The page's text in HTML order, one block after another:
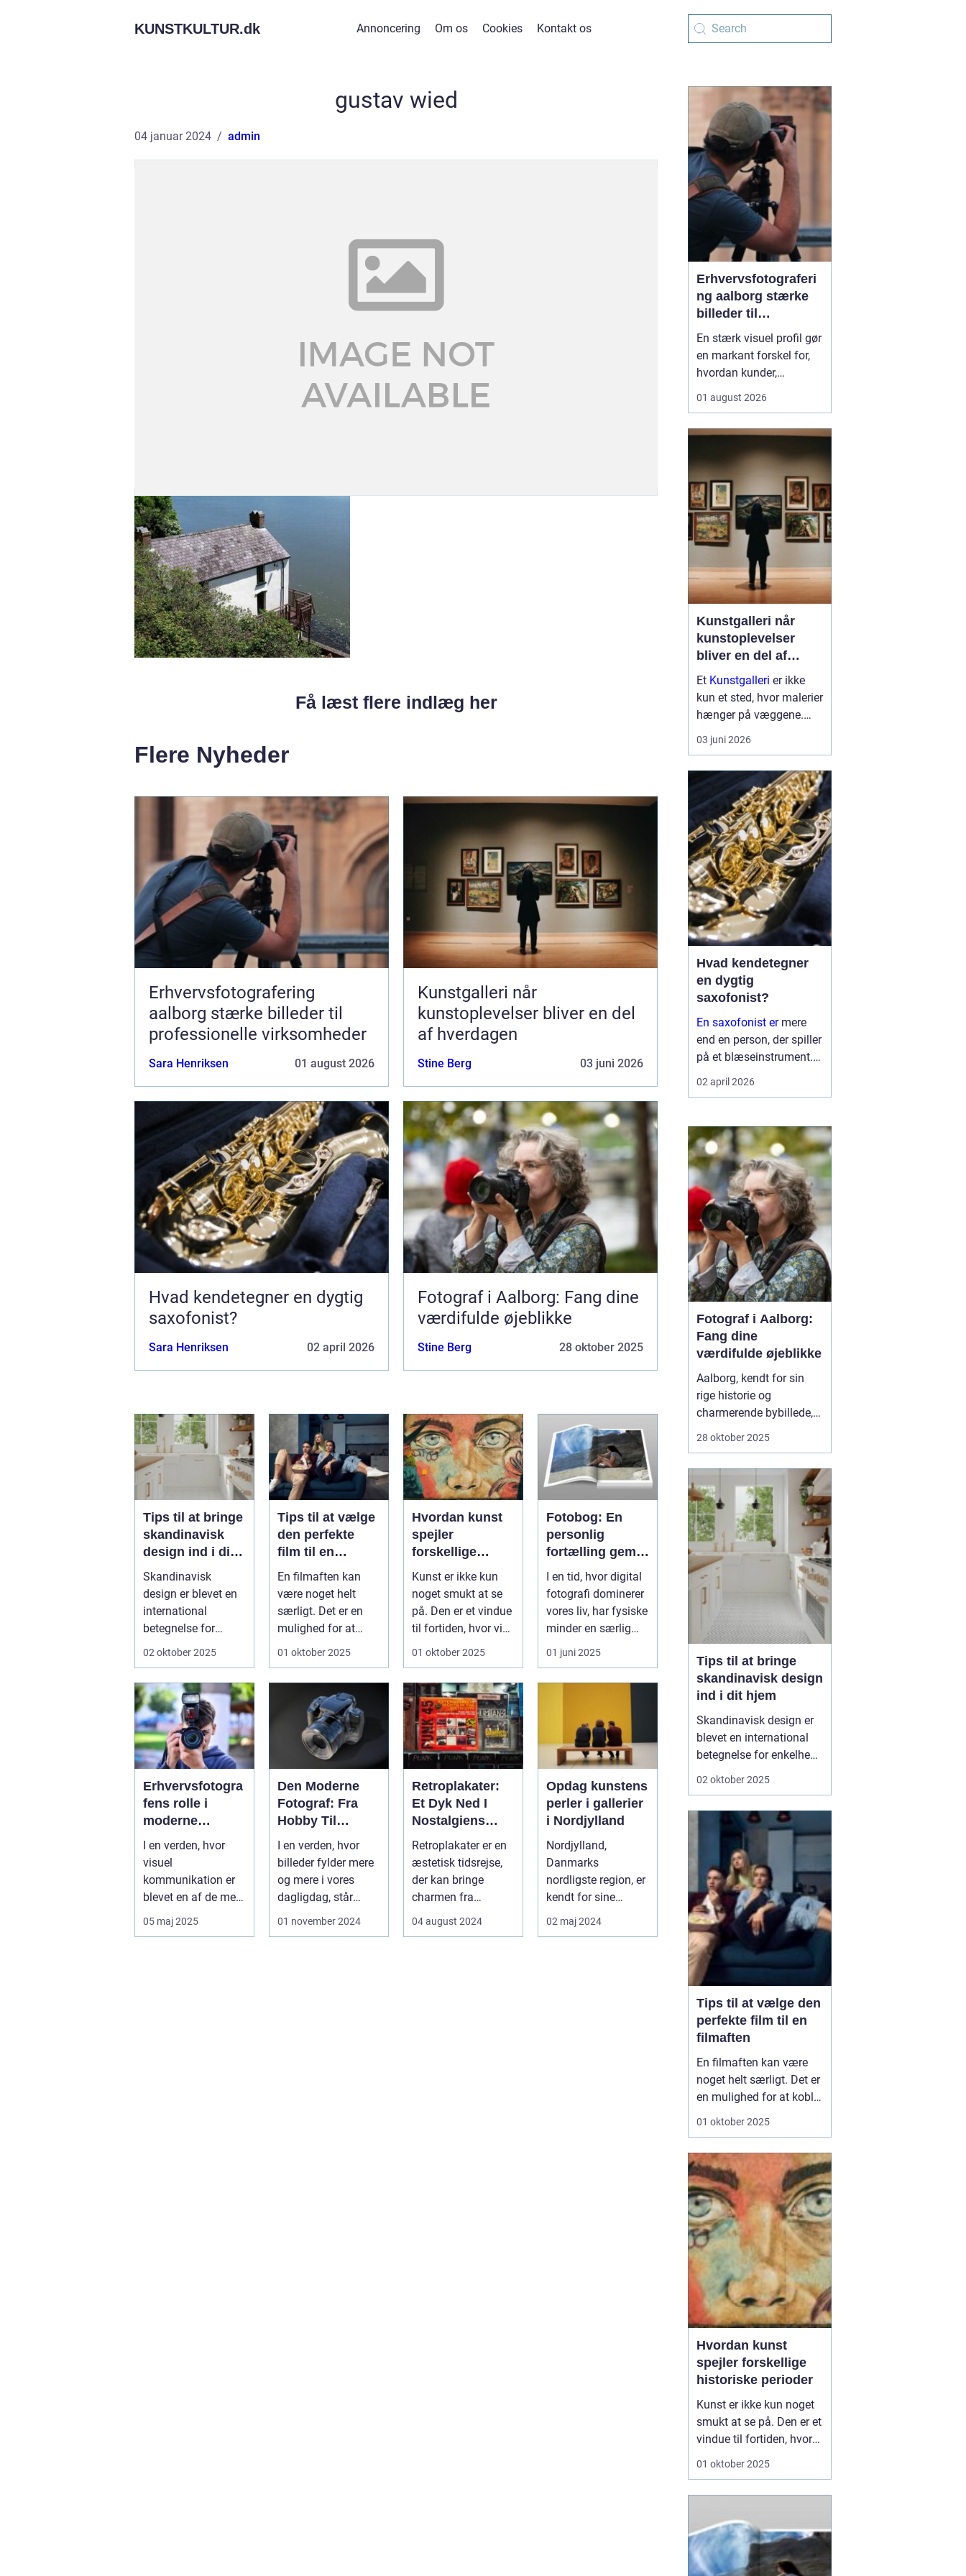
KUNSTKULTUR.dk Annoncering Om os Cookies Kontakt os
gustav wied
04 januar 2024 admin
Få læst flere indlæg her
Flere Nyheder
Erhvervsfotografering
aalborg stærke billeder til
professionelle virksomheder
Sara Henriksen 01 august 2026
Kunstgalleri når
kunstoplevelser bliver en del
af hverdagen
Stine Berg 03 juni 2026
Hvad kendetegner en dygtig
saxofonist?
Sara Henriksen 02 april 2026
Fotograf i Aalborg: Fang dine
værdifulde øjeblikke
Stine Berg 28 oktober 2025
Tips til at bringe
skandinavisk
design ind i dit
hjem
Skandinavisk
design er blevet en
international
betegnelse for
enkelhed,
tidl&oslas...
02 oktober 2025
Tips til at vælge
den perfekte
film til en
filmaften
En filmaften kan
være noget helt
særligt. Det er en
mulighed for at
koble af, hygge med
01 oktober 2025
Hvordan kunst
spejler
forskellige
historiske
Kunst er ikke kun
noget smukt at se
på. Den er et vindue
til fortiden, hvor vi
kan få in...
01 oktober 2025
Fotobog: En
personlig
fortælling gemt i
billeder
I en tid, hvor digital
fotografi dominerer
vores liv, har fysiske
minder en særlig
betydning. ...
01 juni 2025
Erhvervsfotogra
fens rolle i
moderne
virksomheder
I en verden, hvor
visuel
kommunikation er
blevet en af de mest
kraftfulde måder at
engagere og...
05 maj 2025
Den Moderne
Fotograf: Fra
Hobby Til
Professionel
I en verden, hvor
billeder fylder mere
og mere i vores
dagligdag, står
fotografiet som et
01 november 2024
Retroplakater:
Et Dyk Ned I
Nostalgiens
Verden
Retroplakater er en
æstetisk tidsrejse,
der kan bringe
charmen fra
04 august 2024
Opdag kunstens
perler i gallerier
i Nordjylland
Nordjylland,
Danmarks
nordligste region, er
kendt for sine
betagende
landskaber og rige
02 maj 2024
Erhvervsfotograferi
ng aalborg stærke
billeder til
professionelle
virksomheder
En stærk visuel profil gør
en markant forskel for,
hvordan kunder,
medarbejdere oplever en
erhvervsbilleder skaber
troværdighed,
genkendelse og
sammenhæng på tværs
af hjemmeside, sociale
medier, tryksa...
01 august 2026
Kunstgalleri når
kunstoplevelser
bliver en del af
hverdagen
Et Kunstgalleri er ikke
kun et sted, hvor malerier
hænger på væggene.
Det er et rum, hvor lys,
arkitektur, mennesker og
og skaber nye
perspektiver på verden.
Mange forbinder
gallerier med fer...
03 juni 2026
Hvad kendetegner
en dygtig
saxofonist?
En saxofonist ermere
end en person, der spiller
på et blæseinstrument.
Saxofonen kræver både
teknik, musikalitet og
klangen ligger et sted
mellem den varme lyd
fra klarinetten og den
direkt...
02 april 2026
Fotograf i Aalborg:
Fang dine
værdifulde øjeblikke
Aalborg, kendt for sin
rige historie og
charmerende bybillede,
er også hjemsted for en
Fotograf
Aalborg
, vil man opdage
et væld af mulig...
28 oktober 2025
Tips til at bringe
skandinavisk design
ind i dit hjem
Skandinavisk design er
blevet en international
betegnelse for enkelhed,
funktionalitet og tidløs
minimalistisk og varm,
hvor det praktiske møder
det smukke. Mange
forbinder s...
02 oktober 2025
Tips til at vælge den
perfekte film til en
filmaften
En filmaften kan være
noget helt særligt. Det er
en mulighed for at koble
af, hygge med venner,
god historie på
skærmen. Men én ting
kan hurtigt ødelæ...
01 oktober 2025
Hvordan kunst
spejler forskellige
historiske perioder
Kunst er ikke kun noget
smukt at se på. Den er et
vindue til fortiden, hvor
vi kan få indblik i,
moderne installationer
har kunst afspejlet de
værdier og u...
01 oktober 2025